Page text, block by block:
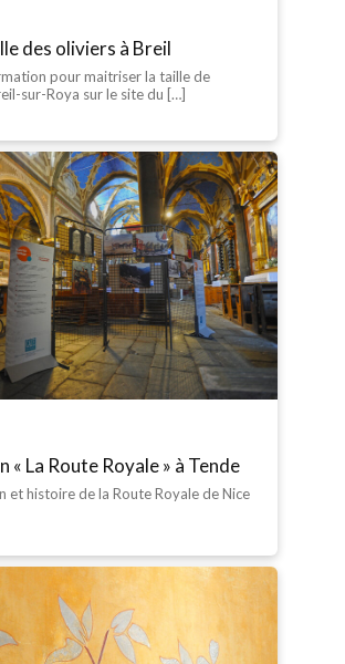
des oliviers à Breil
pour maitriser la taille de
sur-Roya sur le site du […]
« La Route Royale » à Tende
et histoire de la Route Royale de Nice